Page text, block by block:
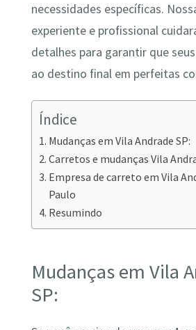
necessidades específicas.
experiente e profissional
detalhes para garantir que
ao destino final em perfeitas
Índice
Mudanças em Vila Andrade SP:
Carretos e mudanças Vila
Empresa de carreto em Vila
Paulo
Resumindo
Mudanças em Vila
SP: